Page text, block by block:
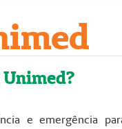
Unimed?
e emergência